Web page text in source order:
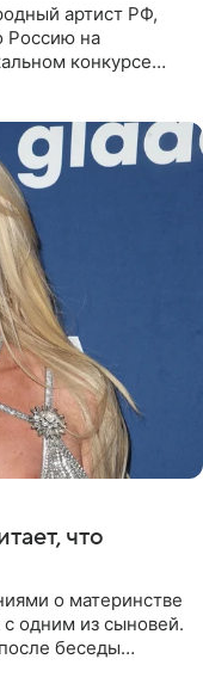
артист РФ,
Россию на
конкурсе
что
о материнстве
с одним из сыновей.
беседы